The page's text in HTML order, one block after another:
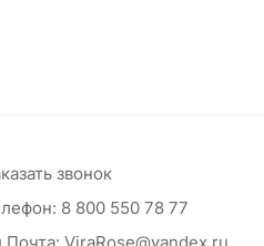
звонок
8 800 550 78 77